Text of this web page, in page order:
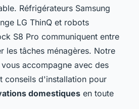
Réfrigérateurs Samsung
LG ThinQ et robots
S8 Pro communiquent entre
les tâches ménagères. Notre
accompagne avec des
conseils d'installation pour
domestiques en toute